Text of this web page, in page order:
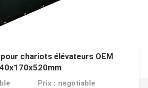
chariots élévateurs OEM
Prix：negotiable